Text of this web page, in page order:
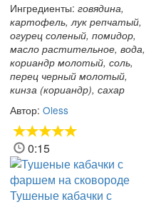
Ингредиенты: говядина,
картофель, лук репчатый,
огурец соленый, помидор,
масло растительное, вода,
кориандр молотый, соль,
перец черный молотый,
кинза (кориандр), сахар
Автор: Oless
0:15
Тушеные кабачки с